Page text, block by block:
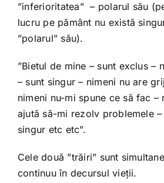
”inferioritatea” – polarul său
lucru pe pământ nu există
”polarul” său).
”Bietul de mine – sunt exclus –
– sunt singur – nimeni nu are
nimeni nu-mi spune ce să fac –
ajută să-mi rezolv problemele
singur etc etc”.
Cele două ”trăiri” sunt
continuu în decursul vieții.